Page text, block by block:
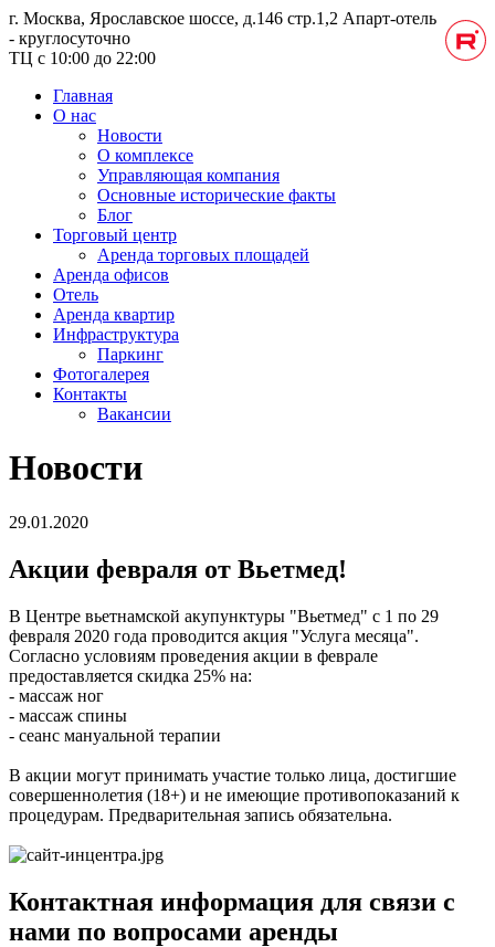
г. Москва, Ярославское шоссе, д.146 стр.1,2 Апарт-отель
- круглосуточно
ТЦ с 10:00 до 22:00
Главная
О нас
Новости
О комплексе
Управляющая компания
Основные исторические факты
Блог
Торговый центр
Аренда торговых площадей
Аренда офисов
Отель
Аренда квартир
Инфраструктура
Паркинг
Фотогалерея
Контакты
Вакансии
Новости
29.01.2020
Акции февраля от Вьетмед!
В Центре вьетнамской акупунктуры "Вьетмед" с 1 по 29
февраля 2020 года проводится акция "Услуга месяца".
Согласно условиям проведения акции в феврале
предоставляется скидка 25% на:
- массаж ног
- массаж спины
- сеанс мануальной терапии
В акции могут принимать участие только лица, достигшие
совершеннолетия (18+) и не имеющие противопоказаний к
процедурам. Предварительная запись обязательна.
Контактная информация для связи с
нами по вопросами аренды